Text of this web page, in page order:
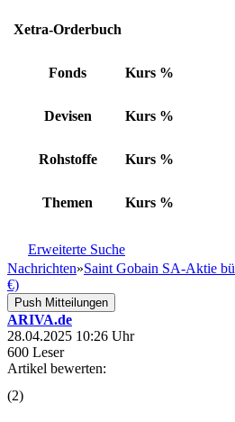
Xetra-Orderbuch
Fonds Kurs %
Devisen Kurs %
Rohstoffe Kurs %
Themen Kurs %
Erweiterte Suche
Nachrichten»Saint Gobain SA-Aktie
€)
Push Mitteilungen
ARIVA.de
28.04.2025 10:26 Uhr
600 Leser
Artikel bewerten:
(2)